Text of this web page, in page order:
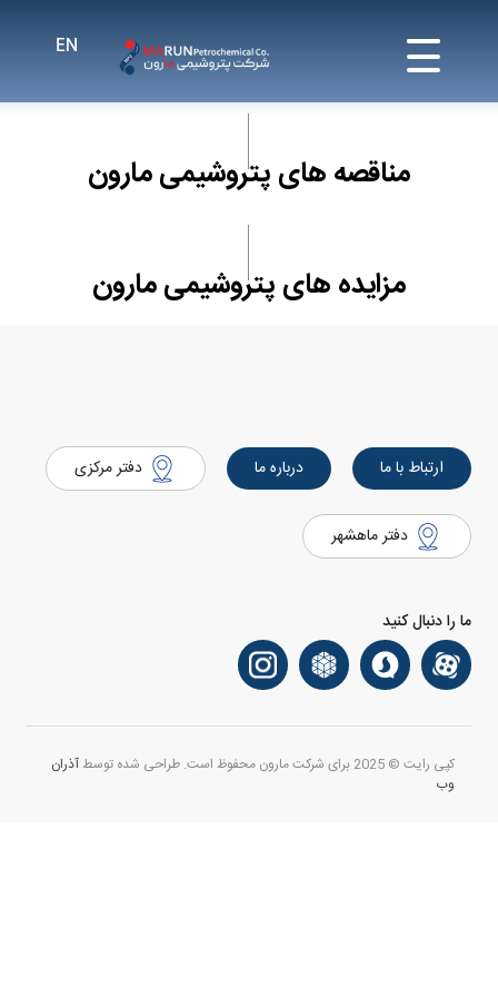
مناقصه های پتروشیمی مارون
مزایده های پتروشیمی مارون
ارتباط با ما درباره ما دفتر مرکزی
دفتر ماهشهر
ما را دنبال کنید
کپی رایت © 2025 برای شرکت مارون محفوظ است. طراحی شده توسط
آذران
وب